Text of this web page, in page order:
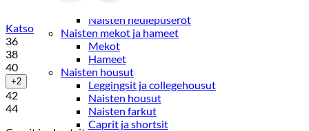
Naisten neulepuserot
Naisten mekot ja hameet
Mekot
Hameet
Naisten housut
Leggingsit ja collegehousut
Naisten housut
Naisten farkut
Caprit ja shortsit
Katso
36
38
40
+2
42
44